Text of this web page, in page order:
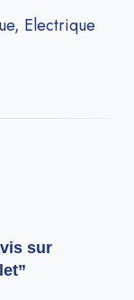
, Electrique
sur